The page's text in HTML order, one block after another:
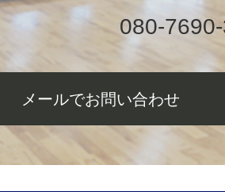
080-
メールでお問い合わせ